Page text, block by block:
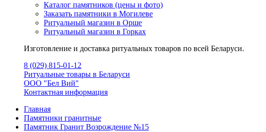
Каталог памятников (цены и фото)
Заказать памятники в Могилеве
Ритуальный магазин в Орше
Ритуальный магазин в Горках
Изготовление и доставка ритуальных товаров по всей Беларуси.
8 (029) 815-01-12
Ритуальные товары в Беларуси
ООО "Бел Вий"
Контактная информация
Главная
Памятники гранитные
Памятник Гранит Возрождение №15